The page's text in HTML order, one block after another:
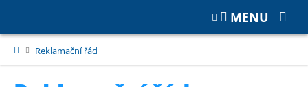
Reklamační řád
MENU